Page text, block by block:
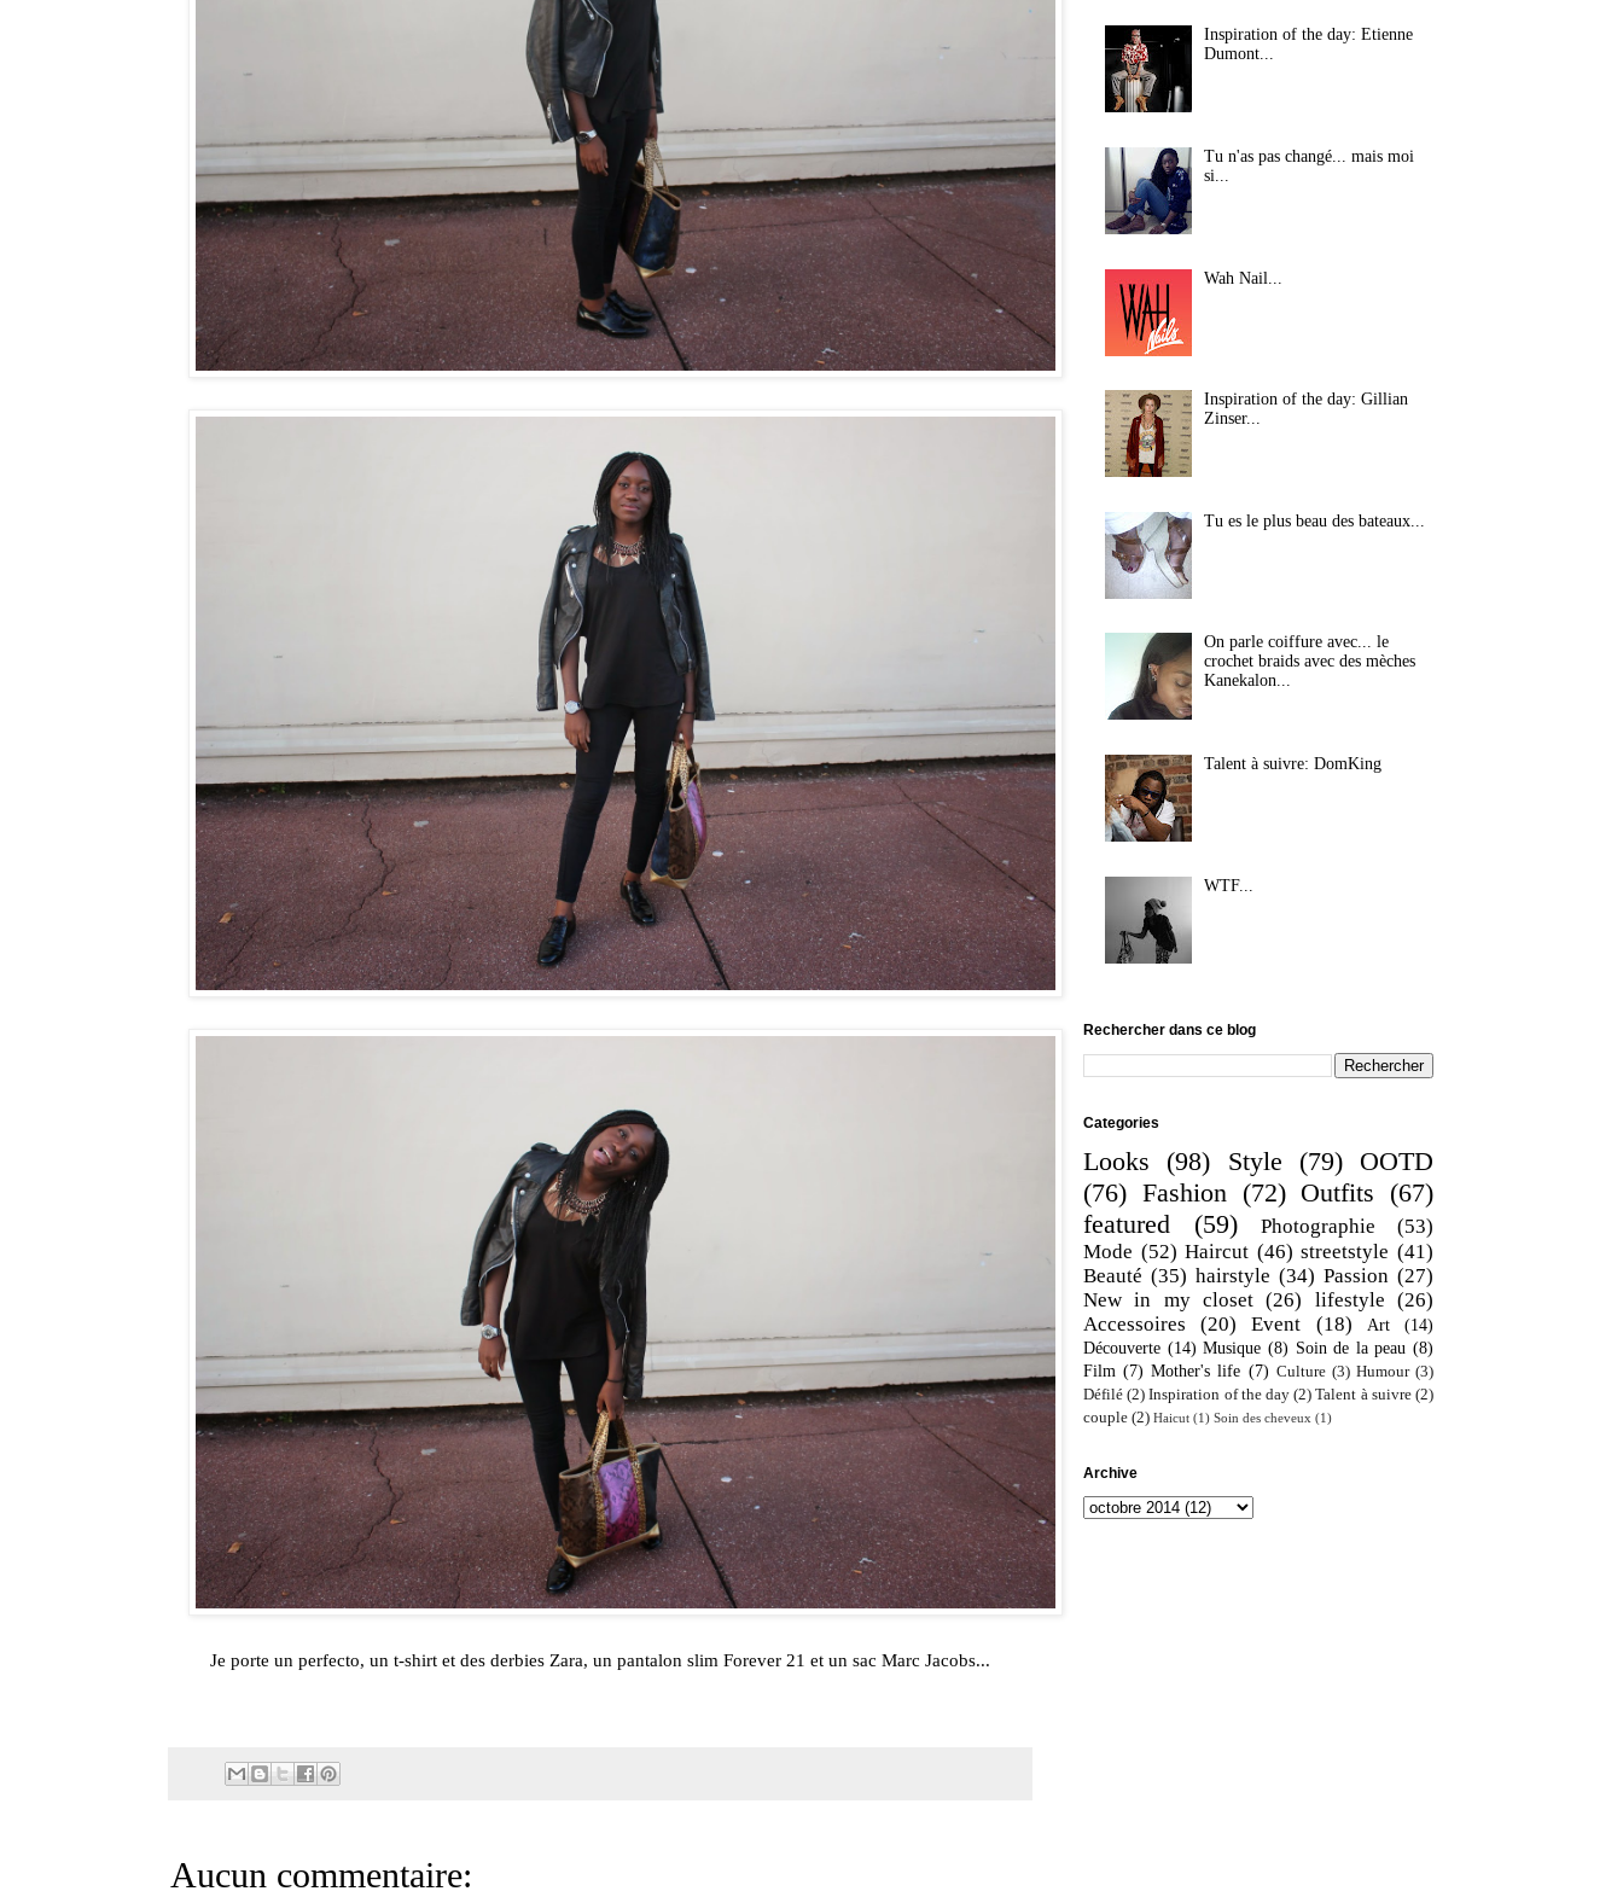
Je porte un perfecto, un t-shirt et des derbies Zara, un pantalon slim Forever 21 et un sac Marc Jacobs...
Aucun commentaire:
Inspiration of the day: Etienne
Dumont...
Tu n'as pas changé... mais moi
si...
Wah Nail...
Inspiration of the day: Gillian
Zinser...
Tu es le plus beau des bateaux...
On parle coiffure avec... le
crochet braids avec des mèches
Kanekalon...
Talent à suivre: DomKing
WTF...
Rechercher dans ce blog
Categories
Looks (98) Style (79)
OOTD
(76) Fashion (72) Outfits (67)
featured
(59) Photographie
(53)
Mode (52) Haircut (46) streetstyle (41)
Beauté (35) hairstyle (34) Passion (27)
New in my closet (26) lifestyle (26)
Accessoires
(20) Event (18) Art
(14)
Découverte (14) Musique (8) Soin de la peau (8)
Film (7) Mother's life (7) Culture (3) Humour (3)
Défilé (2) Inspiration of the day (2) Talent à suivre (2)
couple (2) Haicut (1) Soin des cheveux (1)
Archive